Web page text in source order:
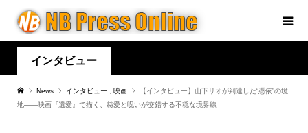
インタビュー
News インタビュー 映画
【インタビュー】山下リオが到達した“憑依”の境
地――映画『遺愛』で描く、慈愛と呪いが交錯する不穏な境界線